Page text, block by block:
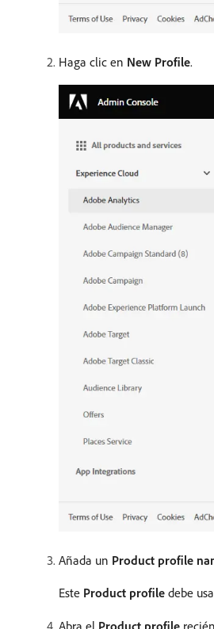
Haga clic en New Profile.
Añada un Product profile
Este Product profile debe
Abra el Product profile